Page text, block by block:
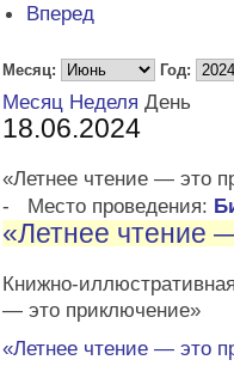
Вперед
Месяц: Год:
Месяц Неделя День
18.06.2024
«Летнее чтение — это
-
Место проведения:
«Летнее чтение
Книжно-
— это приключение»
«Летнее чтение — это